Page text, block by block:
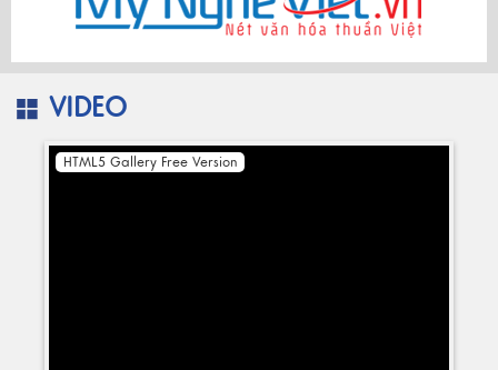
VIDEO
HTML5 Gallery Free Version